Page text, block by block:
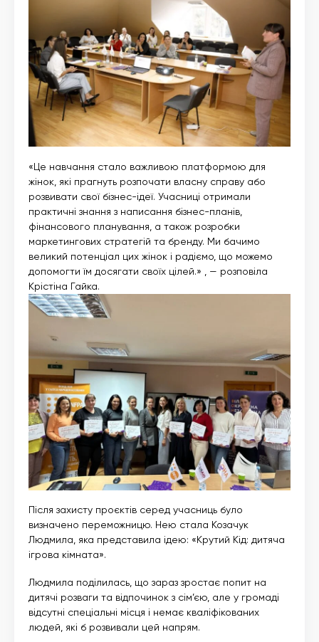
«Це навчання стало важливою платформою для
жінок, які прагнуть розпочати власну справу або
розвивати свої бізнес-ідеї. Учасниці отримали
практичні знання з написання бізнес-планів,
фінансового планування, а також розробки
маркетингових стратегій та бренду. Ми бачимо
великий потенціал цих жінок і радіємо, що можемо
допомогти їм досягати своїх цілей.» , — розповіла
Крістіна Гайка.
Після захисту проєктів серед учасниць було
визначено переможницю. Нею стала Козачук
Людмила, яка представила ідею: «Крутий Кід: дитяча
ігрова кімната».
Людмила поділилась, що зараз зростає попит на
дитячі розваги та відпочинок з сім’єю, але у громаді
відсутні спеціальні місця і немає кваліфікованих
людей, які б розвивали цей напрям.